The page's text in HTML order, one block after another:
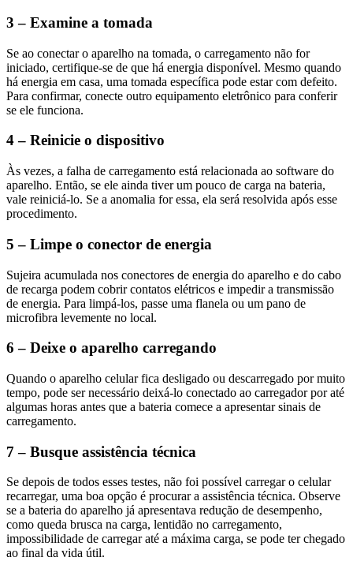
3 – Examine a tomada
Se ao conectar o aparelho na tomada, o carregamento não for
iniciado, certifique-se de que há energia disponível. Mesmo quando
há energia em casa, uma tomada específica pode estar com defeito.
Para confirmar, conecte outro equipamento eletrônico para conferir
se ele funciona.
4 – Reinicie o dispositivo
Às vezes, a falha de carregamento está relacionada ao software do
aparelho. Então, se ele ainda tiver um pouco de carga na bateria,
vale reiniciá-lo. Se a anomalia for essa, ela será resolvida após esse
procedimento.
5 – Limpe o conector de energia
Sujeira acumulada nos conectores de energia do aparelho e do cabo
de recarga podem cobrir contatos elétricos e impedir a transmissão
de energia. Para limpá-los, passe uma flanela ou um pano de
microfibra levemente no local.
6 – Deixe o aparelho carregando
Quando o aparelho celular fica desligado ou descarregado por muito
tempo, pode ser necessário deixá-lo conectado ao carregador por até
algumas horas antes que a bateria comece a apresentar sinais de
carregamento.
7 – Busque assistência técnica
Se depois de todos esses testes, não foi possível carregar o celular
recarregar, uma boa opção é procurar a assistência técnica. Observe
se a bateria do aparelho já apresentava redução de desempenho,
como queda brusca na carga, lentidão no carregamento,
impossibilidade de carregar até a máxima carga, se pode ter chegado
ao final da vida útil.